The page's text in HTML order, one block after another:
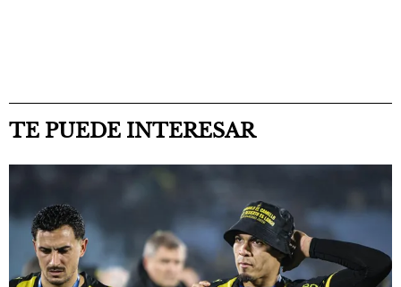
TE PUEDE INTERESAR